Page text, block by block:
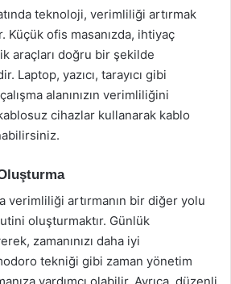
teknoloji, verimliliği artırmak
Küçük ofis masanızda, ihtiyaç
araçları doğru bir şekilde
Laptop, yazıcı, tarayıcı gibi
alanınızın verimliliğini
cihazlar kullanarak kablo
verimliliği artırmanın bir diğer yolu
oluşturmaktır. Günlük
zamanınızı daha iyi
tekniği gibi zaman yönetim